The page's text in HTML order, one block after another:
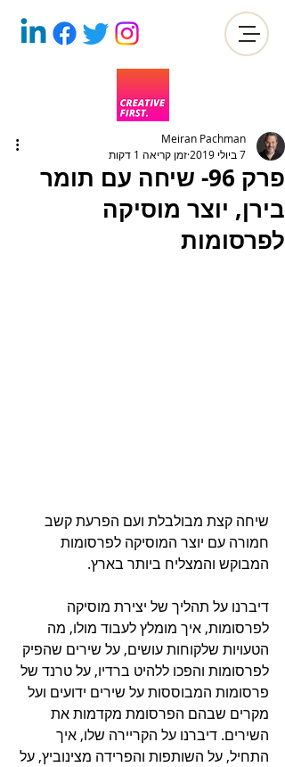
פרק 96- שיחה עם תומר
בירן, יוצר מוסיקה
לפרסומות
Meiran Pachman
7 ביולי 2019
זמן קריאה 1 דקות
שיחה קצת מבולבלת ועם הפרעת קשב
חמורה עם יוצר המוסיקה לפרסומות
המבוקש והמצליח ביותר בארץ.
דיברנו על תהליך של יצירת מוסיקה
לפרסומות, איך מומלץ לעבוד מולו, מה
הטעויות שלקוחות עושים, על שירים שהפיק
לפרסומות והפכו ללהיט ברדיו, על טרנד של
פרסומות המבוססות על שירים ידועים ועל
מקרים שבהם הפרסומת מקדמות את
השירים. דיברנו על הקריירה שלו, איך
התחיל, על השותפות והפרידה מצינוביץ, על